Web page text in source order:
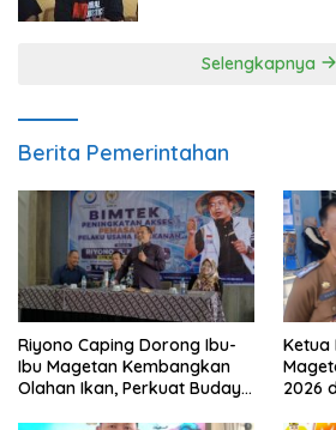
Selengkapnya
Berita Pemerintahan
Riyono Caping Dorong Ibu-
Ibu Magetan Kembangkan
Olahan Ikan, Perkuat Budaya
Ketua
2026